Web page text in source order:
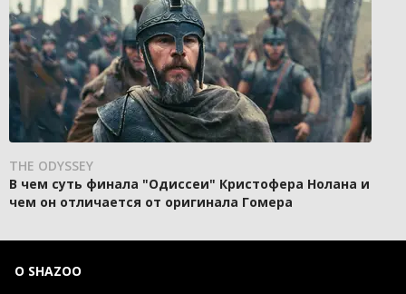
THE ODYSSEY
В чем суть финала "Одиссеи" Кристофера Нолана и
чем он отличается от оригинала Гомера
О SHAZOO